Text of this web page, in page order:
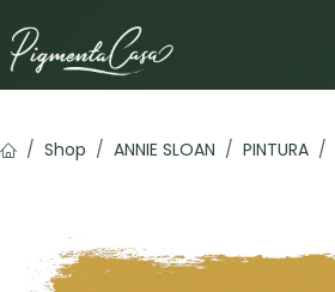
Shop ANNIE SLOAN PINTURA